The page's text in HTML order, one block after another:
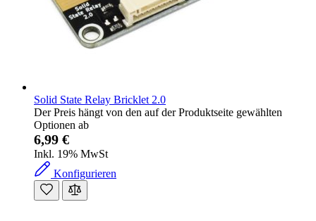
Solid State Relay Bricklet 2.0
Der Preis hängt von den auf der Produktseite gewählten
Optionen ab
6,99 €
Inkl. 19% MwSt
Konfigurieren